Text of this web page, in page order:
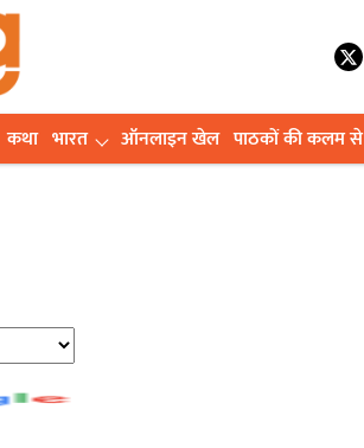
कथा भारत ऑनलाइन खेल पाठकों की कलम से